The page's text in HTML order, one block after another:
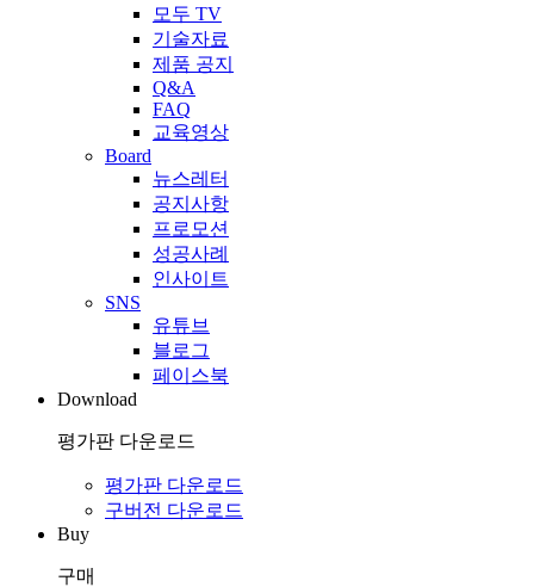
모두 TV
기술자료
제품 공지
Q&A
FAQ
교육영상
Board
뉴스레터
공지사항
프로모션
성공사례
인사이트
SNS
유튜브
블로그
페이스북
Download
평가판 다운로드
평가판 다운로드
구버전 다운로드
Buy
구매